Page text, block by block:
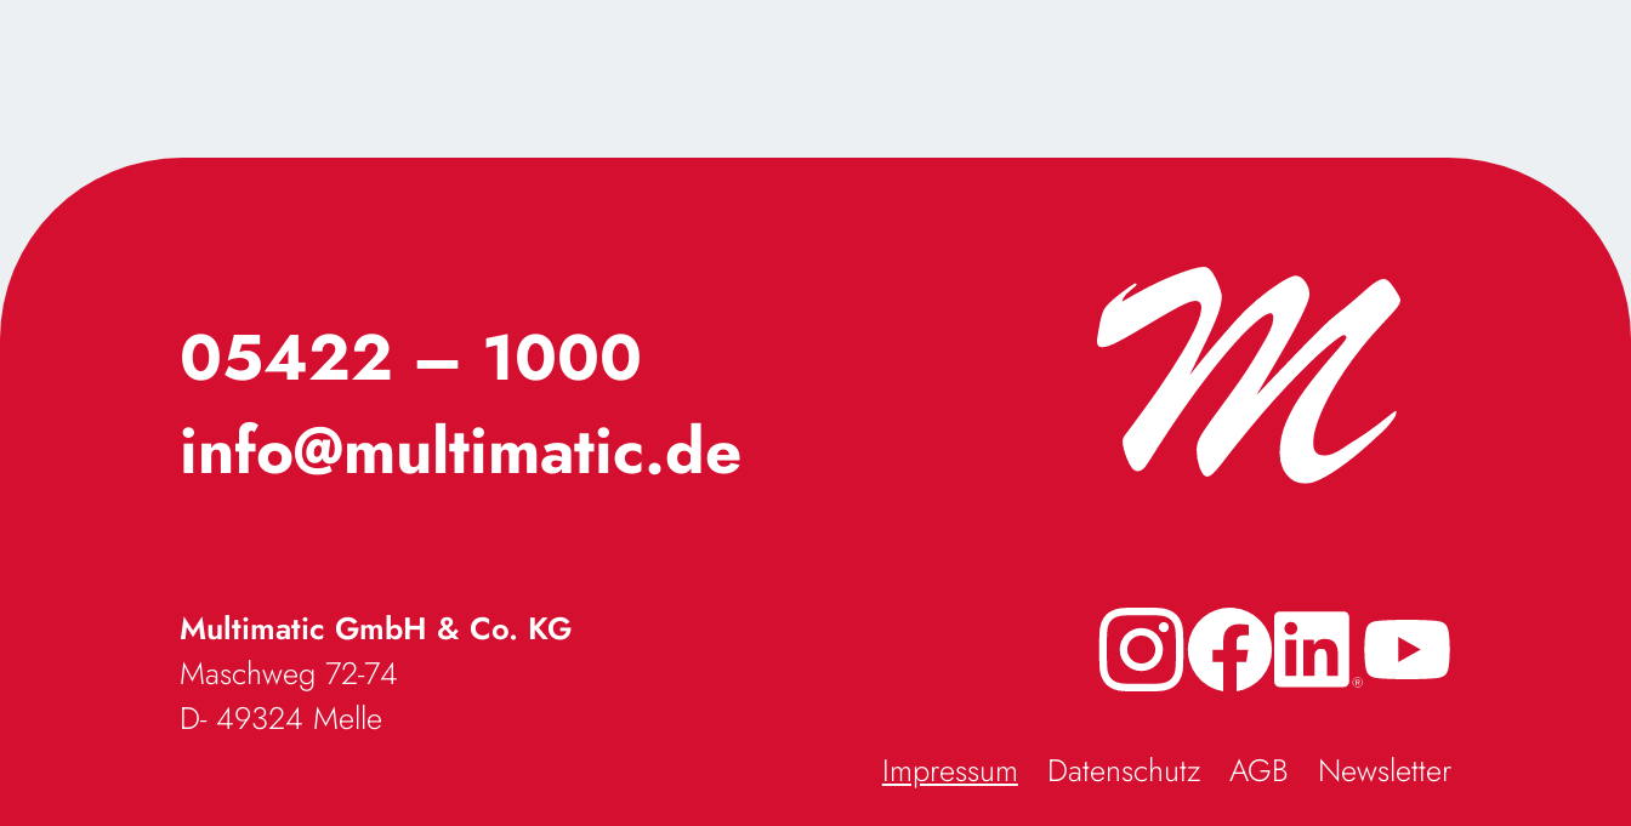
05422 – 1000
info@multimatic.de
Multimatic GmbH & Co. KG
Maschweg 72-74
D- 49324 Melle
Impressum
Datenschutz AGB Newsletter